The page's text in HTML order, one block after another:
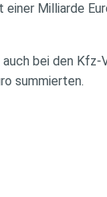
Milliarde
bei den Kfz-
summierten.